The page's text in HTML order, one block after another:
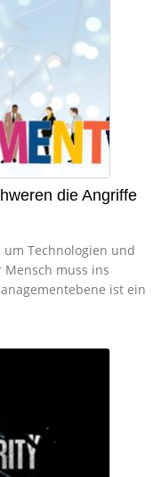
die Angriffe
Technologien und
Mensch muss ins
ist ein